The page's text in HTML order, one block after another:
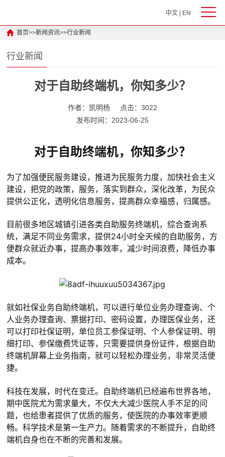
中文| EN
首页>>新闻资讯>>行业新闻
行业新闻
对于自助终端机，你知多少？
作者：凯明杨
点击：3022
发布时间：2023-06-25
对于自助终端机，你知多少？
为了加强便民服务建设，推进为民服务力度，加快社会主义
建设，把党的政策，服务，落实到群众，深化改革，为民众
提供公正化，透明化信息服务，提高群众幸福感，归属感。
目前很多地区城镇引进各类自助服务终端机，综合查询系
统，满足不同业务需求，提供24小时全天候的自助服务，方
便群众就近办事，提高办事效率，减少时间浪费，降低办事
成本。
就如社保业务自助终端机，可以进行单位业务办理查询、个
人业务办理查询、票据打印、密码设置，办理医保业务，还
可以打印社保证明，单位员工参保证明、个人参保证明、明
细打印、参保缴费凭证等，只需要提供身份证件，根据自助
终端机屏幕上业务指南，就可以轻松办理业务，非常灵活便
捷。
科技在发展，时代在变迁。自助终端机已经遍布世界各地，
期中医院尤为需求量大，不仅大大减少医院人手不足的问
题，也给患者提供了优质的服务，使医院的办事效率更顺
畅。科学技术是第一生产力。随着需求的不断提升，自助终
端机自身也在不断的完善和发展。